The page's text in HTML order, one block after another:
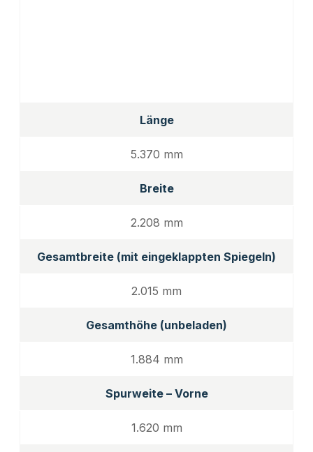
Länge
5.370 mm
Breite
2.208 mm
Gesamtbreite (mit eingeklappten Spiegeln)
2.015 mm
Gesamthöhe (unbeladen)
1.884 mm
Spurweite – Vorne
1.620 mm